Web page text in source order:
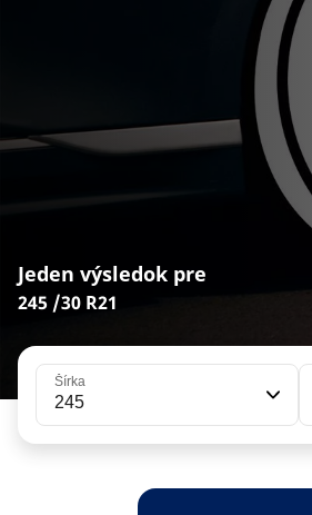
Jeden výsledok pre
245 /30 R21
Šírka
245